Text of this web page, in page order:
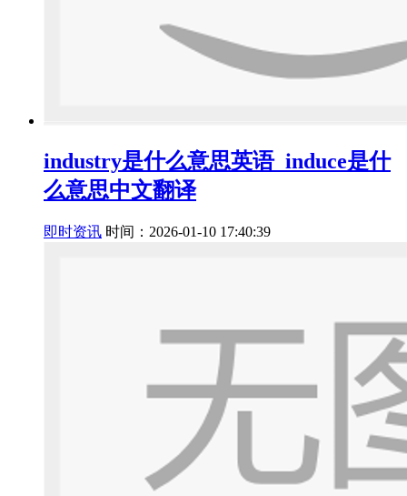
industry是什么意思英语_induce是什
么意思中文翻译
即时资讯 时间：2026-01-10 17:40:39